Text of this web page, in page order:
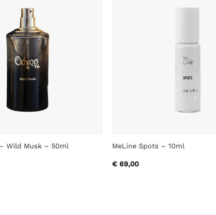
Wild Musk – 50ml MeLine Spots – 10ml
€69,00